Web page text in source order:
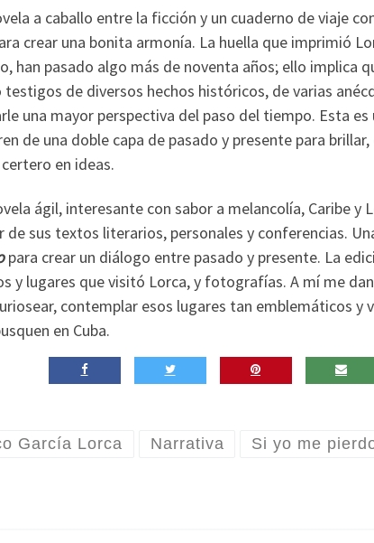
a caballo entre la ficción y un cuaderno de viaje
crear una bonita armonía. La huella que imprimió
han pasado algo más de noventa años; ello implica
testigos de diversos hechos históricos, de varias
una mayor perspectiva del paso del tiempo. Esta es
de una doble capa de pasado y presente para
en ideas.
ágil, interesante con sabor a melancolía, Caribe y
de sus textos literarios, personales y conferencias.
para crear un diálogo entre pasado y presente. La
y lugares que visitó Lorca, y fotografías. A mí me
contemplar esos lugares tan emblemáticos y
en Cuba.
García Lorca Narrativa Si yo me